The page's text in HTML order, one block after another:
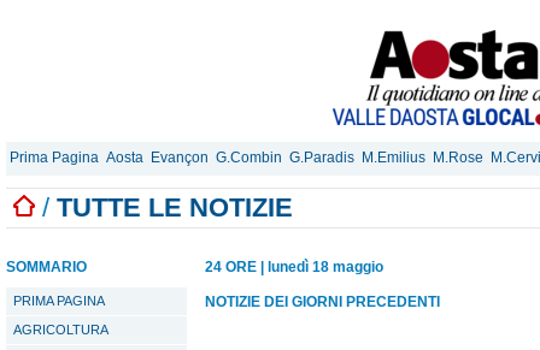
Prima Pagina Aosta Evançon G.Combin G.Paradis M.Emilius M.Rose
/ TUTTE LE NOTIZIE
SOMMARIO
PRIMA PAGINA
AGRICOLTURA
24 ORE lunedì 18 maggio
NOTIZIE DEI GIORNI PRECEDENTI